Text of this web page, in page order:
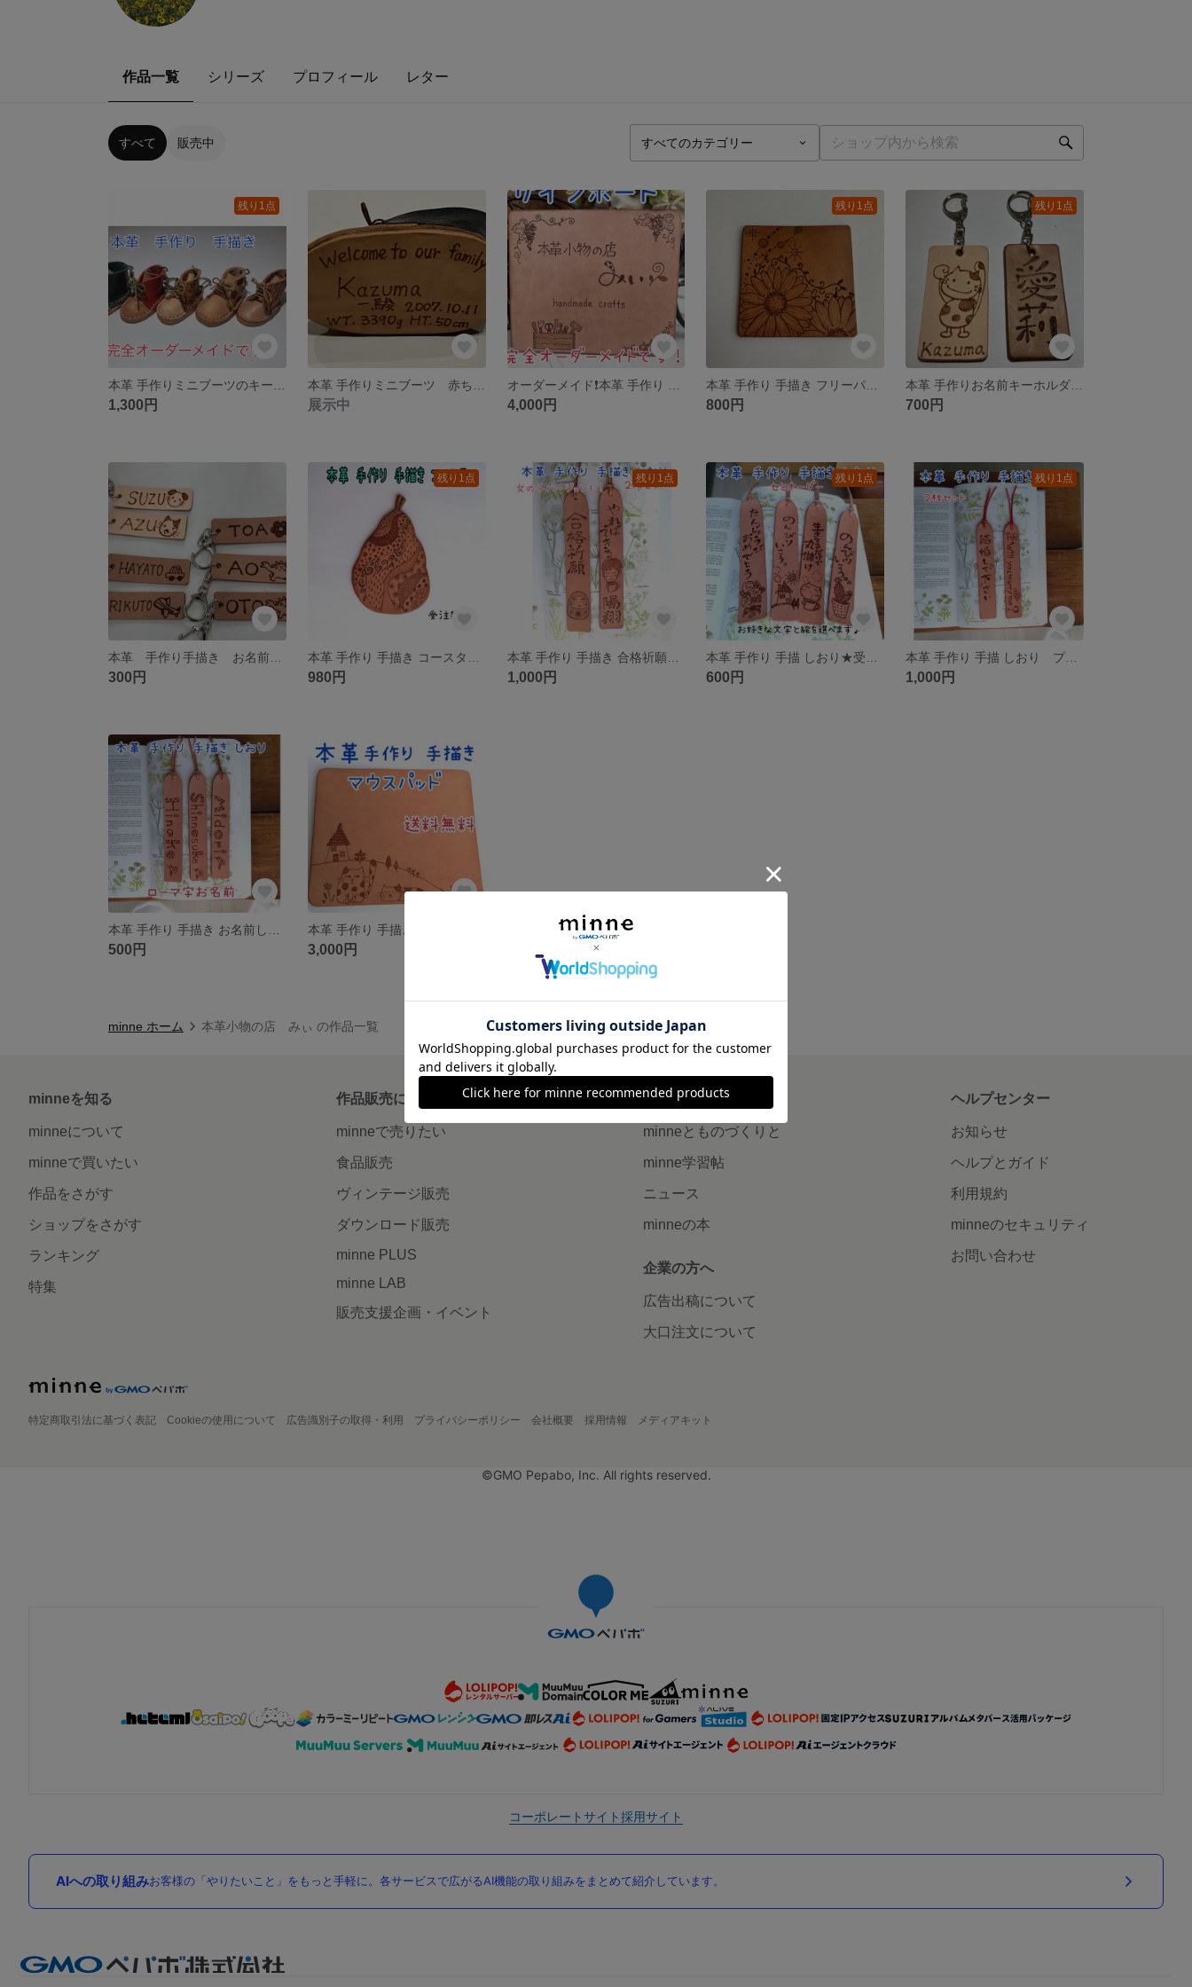
作品一覧 シリーズ プロフィール レター
すべて 販売中
残り1点
1,300円 展示中 4,000円
残り1点
800円
残り1点
700円
300円
残り1点
980円
残り1点
1,000円
残り1点
600円
残り1点
本革 手作り 手描 しおり プロポーズ
1,000円
500円 3,000円
minne ホーム 本革小物の店 みぃ の作品一覧
minneを知る
minneについて
minneで買いたい
作品をさがす
ショップをさがす
ランキング
特集
作品販売について
minneで売りたい
食品販売
ヴィンテージ販売
ダウンロード販売
minne PLUS
minne LAB
販売支援企画・イベント
読みもの
minneとものづくりと
minne学習帖
ニュース
minneの本
企業の方へ
広告出稿について
大口注文について
ヘルプセンター
お知らせ
ヘルプとガイド
利用規約
minneのセキュリティ
お問い合わせ
特定商取引法に基づく表記 Cookieの使用について 広告識別子の取得・利用 プライバシーポリシー 会社概要 採用情報 メディアキット
©GMO Pepabo, Inc. All rights reserved.
コーポレートサイト採用サイト
AIへの取り組みお客様の「やりたいこと」をもっと手軽に。各サービスで広がるAI機能の取り組みをまとめて紹介しています。